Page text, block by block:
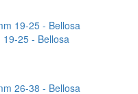
25 - Bellosa